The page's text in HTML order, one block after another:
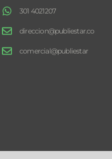
301 4021207
direccion@publiestar.co
comercial@publiestar